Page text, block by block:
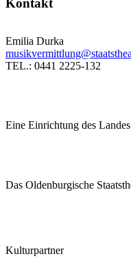
Kontakt
Emilia Durka
TEL.: 0441 2225-132
Eine Einrichtung des
Das Oldenburgische
Kulturpartner